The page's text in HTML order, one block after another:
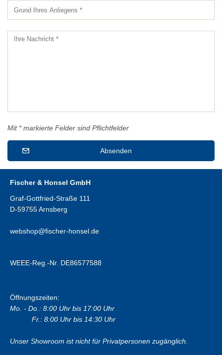
Mit * markierte Felder sind Pflichtfelder
Absenden
Fischer & Honsel GmbH
Graf-Gottfried-Straße 111
D-59755 Arnsberg
webshop@fischer-honsel.de
WEEE-Reg.-Nr. DE86577588
Öffnungszeiten:
Mo. - Do.: 8:00 Uhr bis 17:00 Uhr
Fr.: 8:00 Uhr bis 14:30 Uhr
Unser Showroom ist nicht für Privatpersonen zugänglich.